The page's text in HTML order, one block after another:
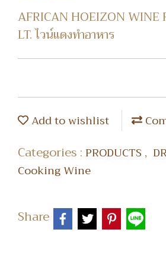
AFRICAN HOEIZON WINE
LT. ไวน์แดงทำอาหาร
Add to wishlist
Categories :PRODUCTS ,
Cooking Wine
Share